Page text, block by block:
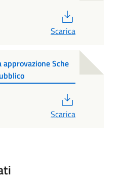
Scarica
approvazione Sche
Scarica